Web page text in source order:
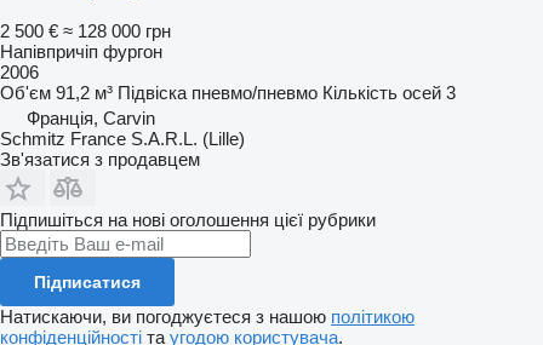
2 500 € ≈ 128 000 грн
Напівпричіп фургон
2006
Об'єм 91,2 м³ Підвіска пневмо/пневмо Кількість осей 3
Франція, Carvin
Schmitz France S.A.R.L. (Lille)
Зв'язатися з продавцем
Підпишіться на нові оголошення цієї рубрики
Підписатися
Натискаючи, ви погоджуєтеся з нашою політикою
конфіденційності та угодою користувача.